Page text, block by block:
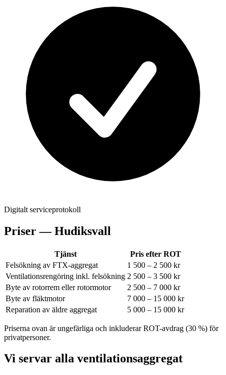
Digitalt serviceprotokoll
Priser —Hudiksvall
Tjänst
Pris efter ROT
Felsökning av FTX-aggregat
1 500 – 2 500 kr
Ventilationsrengöring inkl. felsökning 2 500 – 3 500 kr
Byte av rotorrem eller rotormotor
2 500 – 7 000 kr
Byte av fläktmotor
7 000 – 15 000 kr
Reparation av äldre aggregat
5 000 – 15 000 kr
Priserna ovan är ungefärliga och inkluderar ROT-avdrag (30 %) för
privatpersoner.
Vi servar alla ventilationsaggregat